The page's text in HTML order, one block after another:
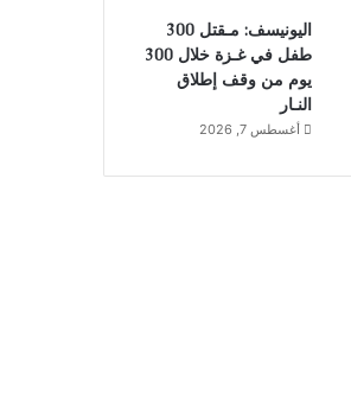
اليونيسف: مـقتل 300
طفل في غـزة خلال 300
يوم من وقف إطلاق
النـار
أغسطس 7, 2026